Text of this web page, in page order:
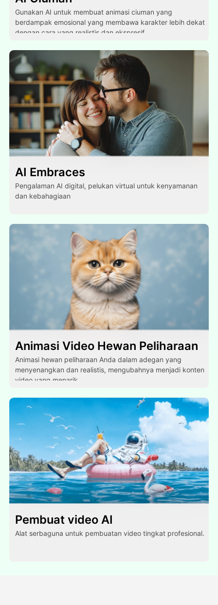
Gunakan AI untuk membuat animasi ciuman yang
berdampak emosional yang membawa karakter lebih dekat
dengan cara yang realistis dan ekspresif.
AI Embraces
Pengalaman AI digital, pelukan virtual untuk kenyamanan
dan kebahagiaan
Animasi Video Hewan Peliharaan
Animasi hewan peliharaan Anda dalam adegan yang
menyenangkan dan realistis, mengubahnya menjadi konten
video yang menarik.
Pembuat video AI
Alat serbaguna untuk pembuatan video tingkat profesional.